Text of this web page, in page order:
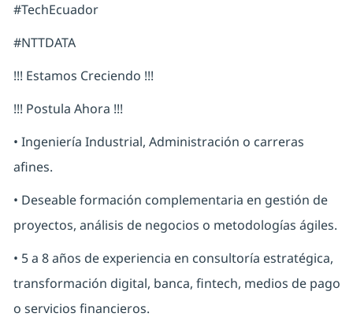
#TechEcuador
#NTTDATA
!!! Estamos Creciendo !!!
!!! Postula Ahora !!!
• Ingeniería Industrial, Administración o carreras
afines.
• Deseable formación complementaria en gestión de
proyectos, análisis de negocios o metodologías ágiles.
• 5 a 8 años de experiencia en consultoría estratégica,
transformación digital, banca, fintech, medios de pago
o servicios financieros.